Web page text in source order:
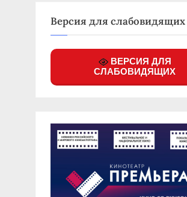
Версия для слабовидящих
ВЕРСИЯ ДЛЯ
СЛАБОВИДЯЩИХ